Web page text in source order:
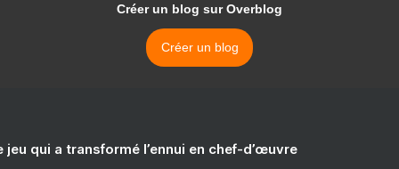
Créer un blog sur Overblog
Créer un blog
jeu qui a transformé l’ennui en chef-d’œuvre